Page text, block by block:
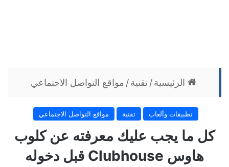
الرئيسية / تقنية / مواقع التواصل الاجتماعي
تطبيقات وألعاب تقنية مواقع التواصل الاجتماعي
كل ما يجب عليك معرفته عن كلوب
هاوس Clubhouse قبل دخوله